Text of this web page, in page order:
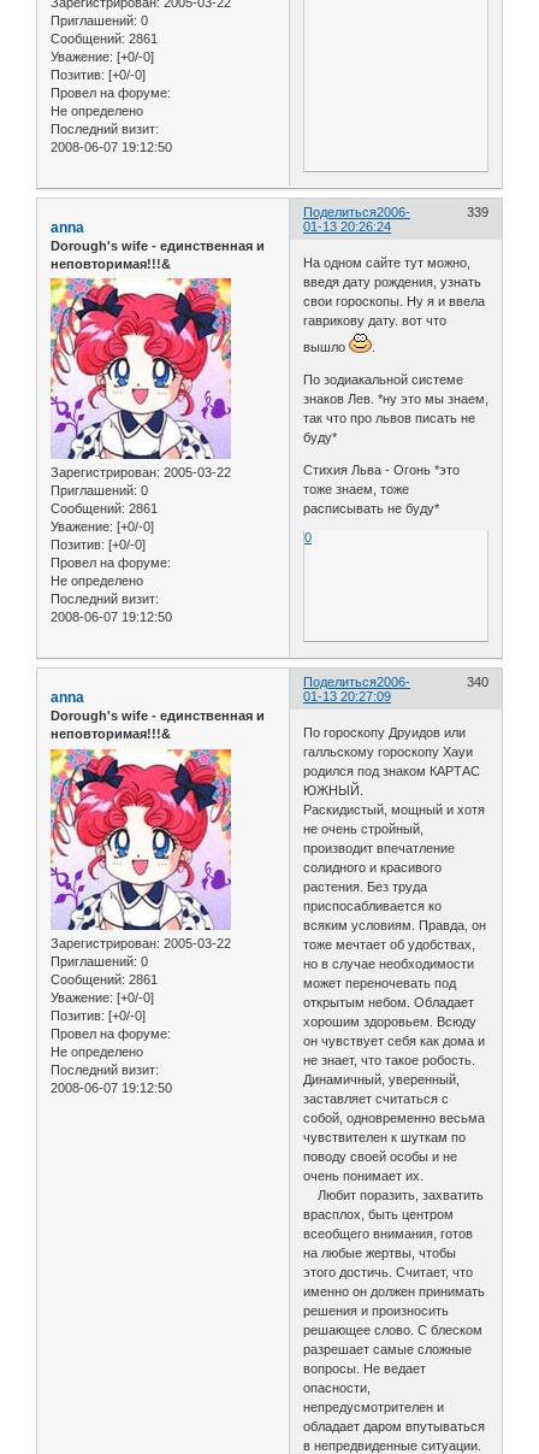
Приглашений: 0
Сообщений: 2861
Уважение: [+0/-0]
Позитив: [+0/-0]
Провел на форуме:
Не определено
Последний визит:
2008-06-07 19:12:50
Поделиться 339
2006-
01-13 20:26:24
anna
Dorough's wife - единственная и
неповторимая!!!&
Зарегистрирован: 2005-03-22
Приглашений: 0
Сообщений: 2861
Уважение: [+0/-0]
Позитив: [+0/-0]
Провел на форуме:
Не определено
Последний визит:
2008-06-07 19:12:50
На одном сайте тут можно,
введя дату рождения, узнать
свои гороскопы. Ну я и ввела
гаврикову дату. вот что
вышло
По зодиакальной системе
знаков Лев. *ну это мы знаем,
так что про львов писать не
буду*
Стихия Льва - Огонь *это
тоже знаем, тоже
расписывать не буду*
0
Поделиться 340
2006-
01-13 20:27:09
anna
Dorough's wife - единственная и
неповторимая!!!&
Зарегистрирован: 2005-03-22
Приглашений: 0
Сообщений: 2861
Уважение: [+0/-0]
Позитив: [+0/-0]
Провел на форуме:
Не определено
Последний визит:
2008-06-07 19:12:50
По гороскопу Друидов или
галльскому гороскопу Хауи
родился под знаком КАРТАС
ЮЖНЫЙ.
Раскидистый, мощный и хотя
не очень стройный,
производит впечатление
солидного и красивого
растения. Без труда
приспосабливается ко
всяким условиям. Правда, он
тоже мечтает об удобствах,
но в случае необходимости
может переночевать под
открытым небом. Обладает
хорошим здоровьем. Всюду
он чувствует себя как дома и
не знает, что такое робость.
Динамичный, уверенный,
заставляет считаться с
собой, одновременно весьма
чувствителен к шуткам по
поводу своей особы и не
очень понимает их.
Любит поразить, захватить
врасплох, быть центром
всеобщего внимания, готов
на любые жертвы, чтобы
этого достичь. Считает, что
именно он должен принимать
решения и произносить
решающее слово. С блеском
разрешает самые сложные
вопросы. Не ведает
опасности,
непредусмотрителен и
обладает даром впутываться
в непредвиденные ситуации.